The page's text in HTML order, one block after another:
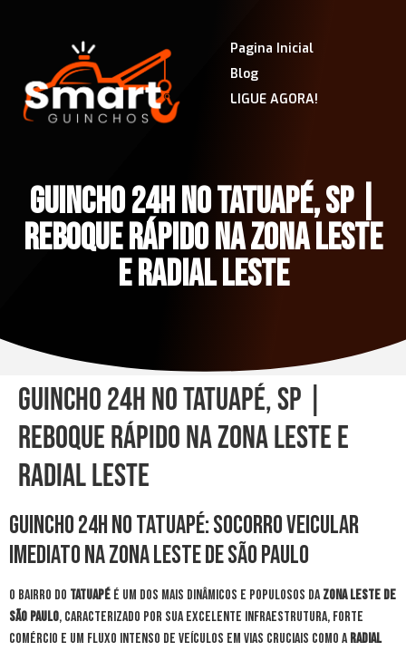
Pagina Inicial
Blog
LIGUE AGORA!
GUINCHO 24H NO TATUAPÉ, SP |
REBOQUE RÁPIDO NA ZONA LESTE
E RADIAL LESTE
Guincho 24h no Tatuapé, SP |
Reboque Rápido na Zona Leste e
Radial Leste
Guincho 24h no Tatuapé: Socorro Veicular
Imediato na Zona Leste de São Paulo
O bairro do Tatuapé é um dos mais dinâmicos e populosos daZona Leste de
São Paulo, caracterizado por sua excelente infraestrutura, forte
comércio e um fluxo intenso de veículos em vias cruciais como aRadial